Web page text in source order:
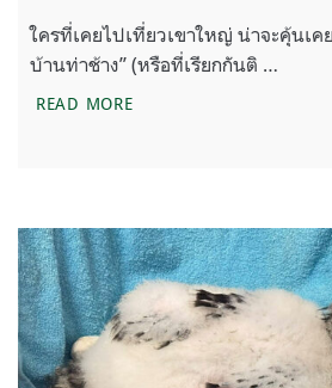
ใครที่เคยไปเที่ยวเขาใหญ่ น่าจะคุ้นเ
บ้านท่าช้าง” (หรือที่เรียกกันติ …
READ MOREเครือข่ายเขาใหญ่ค้าน เป